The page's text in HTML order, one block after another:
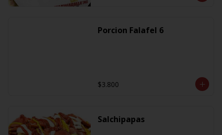
Porcion Falafel 6
$3.800
Salchipapas